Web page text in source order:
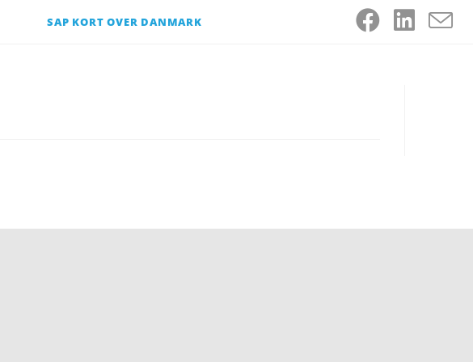
SAP KORT OVER DANMARK